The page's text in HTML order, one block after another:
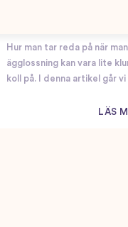
Hur man tar reda på när
ägglossning kan vara lite
koll på. I denna artikel går
reda på när du har
LÄS